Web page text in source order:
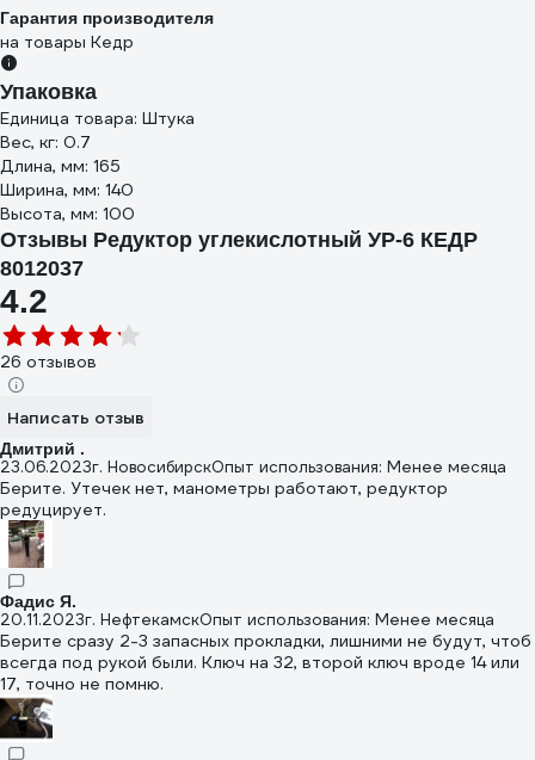
Гарантия производителя
на товары Кедр
Упаковка
Единица товара: Штука
Вес, кг: 0.7
Длина, мм: 165
Ширина, мм: 140
Высота, мм: 100
Отзывы Редуктор углекислотный УР-6 КЕДР
8012037
4.2
26 отзывов
Написать отзыв
Дмитрий .
23.06.2023г. НовосибирскОпыт использования: Менее месяца
Берите. Утечек нет, манометры работают, редуктор
редуцирует.
Фадис Я.
20.11.2023г. НефтекамскОпыт использования: Менее месяца
Берите сразу 2-3 запасных прокладки, лишними не будут, чтоб
всегда под рукой были. Ключ на 32, второй ключ вроде 14 или
17, точно не помню.